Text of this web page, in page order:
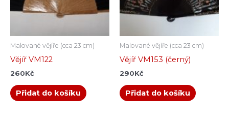
Malované vějíře (cca 23 cm)
Vějíř VM122
260Kč
Přidat do košíku
Malované vějíře (cca 23 cm)
Vějíř VM153 (černý)
290Kč
Přidat do košíku